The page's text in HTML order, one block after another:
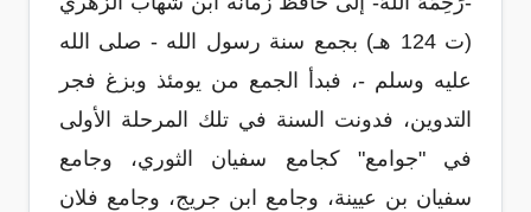
(ت 124 هـ) بجمع سنة رسول الله - صلى الله
عليه وسلم -، فبدأ الجمع من يومئذ وبزغ فجر
التدوين، فدونت السنة في تلك المرحلة الأولى
في "جوامع" كجامع سفيان الثوري، وجامع
سفيان بن عيينة، وجامع ابن جريج، وجامع فلان